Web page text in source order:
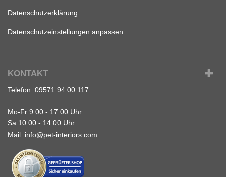
Datenschutzerklärung
Datenschutzeinstellungen anpassen
KONTAKT
Telefon: 09571 94 00 117
Mo-Fr 9:00 - 17:00 Uhr
Sa 10:00 - 14:00 Uhr
Mail: info@pet-interiors.com